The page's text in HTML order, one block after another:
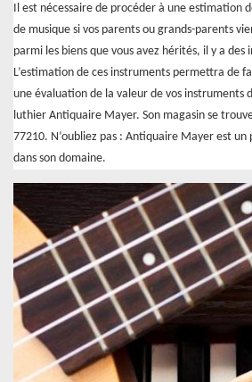
Il est nécessaire de procéder à une estimation
de musique si vos parents ou grands-parents
parmi les biens que vous avez hérités, il y a des
L’estimation de ces instruments permettra de
une évaluation de la valeur de vos instruments
luthier Antiquaire Mayer. Son magasin se
77210. N’oubliez pas : Antiquaire Mayer est un
dans son domaine.